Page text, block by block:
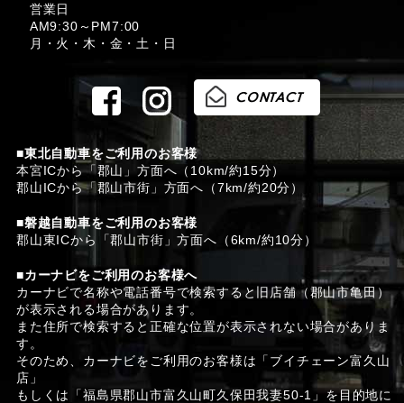
営業日
AM9:30～PM7:00
月・火・木・金・土・日
■東北自動車をご利用のお客様
本宮ICから「郡山」方面へ（10km/約15分）
郡山ICから「郡山市街」方面へ（7km/約20分）
■磐越自動車をご利用のお客様
郡山東ICから「郡山市街」方面へ（6km/約10分）
■カーナビをご利用のお客様へ
カーナビで名称や電話番号で検索すると旧店舗（郡山市亀田）
が表示される場合があります。
また住所で検索すると正確な位置が表示されない場合がありま
す。
そのため、カーナビをご利用のお客様は「ブイチェーン富久山
店」
もしくは「福島県郡山市富久山町久保田我妻50-1」を目的地に